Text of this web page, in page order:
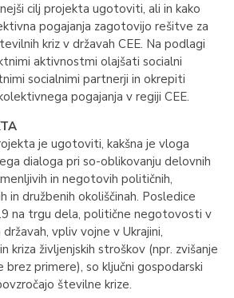
cilj projekta ugotoviti, ali in kako
pogajanja zagotovijo rešitve za
kriz v državah CEE. Na podlagi
aktivnostmi olajšati socialni
socialnimi partnerji in okrepiti
pogajanja v regiji CEE.
je ugotoviti, kakšna je vloga
dialoga pri so-oblikovanju delovnih
in negotovih političnih,
in družbenih okoliščinah. Posledice
na trgu dela, politične negotovosti v
vpliv vojne v Ukrajini,
kriza življenjskih stroškov (npr. zvišanje
brez primere), so ključni gospodarski
številne krize.